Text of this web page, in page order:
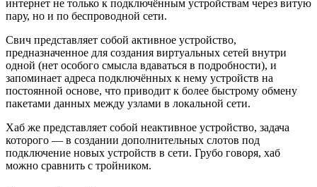
интернет не только к подключённым устройствам через витую
пару, но и по беспроводной сети.
Свич представляет собой активное устройство,
предназначенное для создания виртуальных сетей внутри
одной (нет особого смысла вдаваться в подробности), и
запоминает адреса подключённых к нему устройств на
постоянной основе, что приводит к более быстрому обмену
пакетами данных между узлами в локальной сети.
Хаб же представляет собой неактивное устройство, задача
которого — в создании дополнительных слотов под
подключение новых устройств в сети. Грубо говоря, хаб
можно сравнить с тройником.